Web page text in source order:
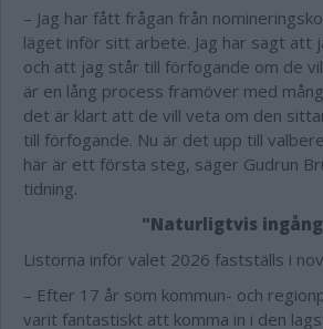
– Jag har fått frågan från
läget inför sitt arbete. Jag har sagt att
och att jag står till förfogande om de
är en lång process framöver med
det är klart att de vill veta om den
till förfogande. Nu är det upp till
här är ett första steg, säger Gudrun
tidning.
"Naturligtvis
Listorna inför valet 2026 fastställs i
– Efter 17 år som kommun- och
varit fantastiskt att komma in i den